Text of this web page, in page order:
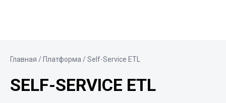
Главная / Платформа / Self-Service ETL
SELF-SERVICE ETL